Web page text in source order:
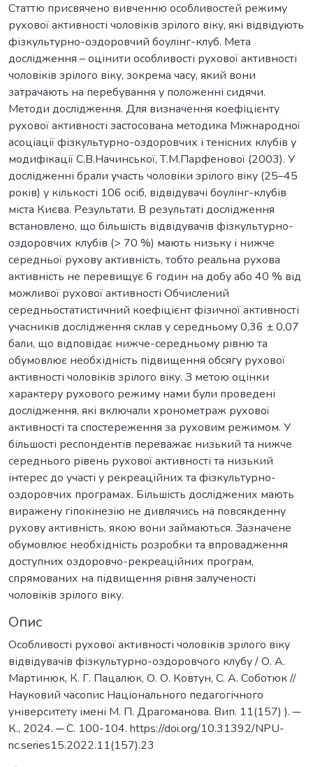
Статтю присвячено вивченню особливостей режиму
рухової активності чоловіків зрілого віку, які відвідують
фізкультурно-оздоровчий боулінг-клуб. Мета
дослідження – оцінити особливості рухової активності
чоловіків зрілого віку, зокрема часу, який вони
затрачають на перебування у положенні сидячи.
Методи дослідження. Для визначення коефіцієнту
рухової активності застосована методика Міжнародної
асоціації фізкультурно-оздоровчих і тенісних клубів у
модифікації С.В.Начинської, Т.М.Парфенової (2003). У
дослідженні брали участь чоловіки зрілого віку (25–45
років) у кількості 106 осіб, відвідувачі боулінг-клубів
міста Києва. Результати. В результаті дослідження
встановлено, що більшість відвідувачів фізкультурно-
оздоровчих клубів (> 70 %) мають низьку і нижче
середньої рухову активність, тобто реальна рухова
активність не перевищує 6 годин на добу або 40 % від
можливої рухової активності Обчислений
середньостатистичний коефіцієнт фізичної активності
учасників дослідження склав у середньому 0,36 ± 0,07
бали, що відповідає нижче-середньому рівню та
обумовлює необхідність підвищення обсягу рухової
активності чоловіків зрілого віку. З метою оцінки
характеру рухового режиму нами були проведені
дослідження, які включали хронометраж рухової
активності та спостереження за руховим режимом. У
більшості респондентів переважає низький та нижче
середнього рівень рухової активності та низький
інтерес до участі у рекреаційних та фізкультурно-
оздоровчих програмах. Більшість досліджених мають
виражену гіпокінезію не дивлячись на повсякденну
рухову активність, якою вони займаються. Зазначене
обумовлює необхідність розробки та впровадження
доступних оздоровчо-рекреаційних програм,
спрямованих на підвищення рівня залученості
чоловіків зрілого віку.
Опис
Особливості рухової активності чоловіків зрілого віку
відвідувачів фізкультурно-оздоровчого клубу / О. А.
Мартинюк, К. Г. Пацалюк, О. О. Ковтун, С. А. Соботюк //
Науковий часопис Національного педагогічного
університету імені М. П. Драгоманова. Вип. 11(157) ). ─
К., 2024. ─ С. 100-104. https://doi.org/10.31392/NPU-
nc.series15.2022.11(157).23